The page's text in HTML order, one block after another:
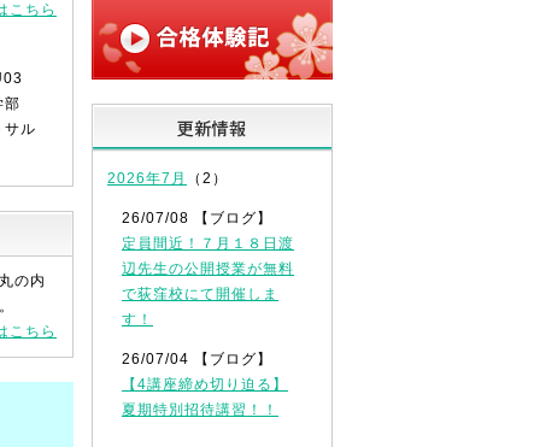
こちら
サル
の内
こちら
2026年7月 （2）
26/07/08 【ブログ】
定員間近！７月１８日渡
辺先生の公開授業が無料
で荻窪校にて開催しま
す！
26/07/04 【ブログ】
【4講座締め切り迫る】
夏期特別招待講習！！